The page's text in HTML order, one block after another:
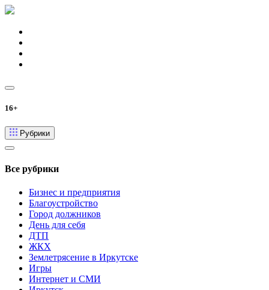
16+
Рубрики
Все рубрики
Бизнес и предприятия
Благоустройство
Город должников
День для себя
ДТП
ЖКХ
Землетрясение в Иркутске
Игры
Интернет и СМИ